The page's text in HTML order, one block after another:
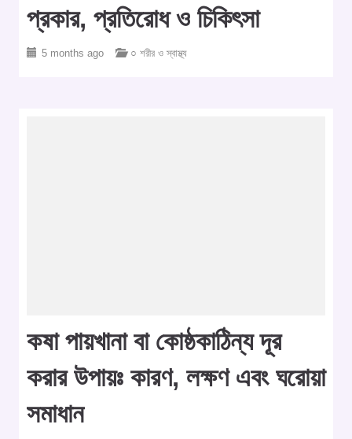
প্রকার, প্রতিরোধ ও চিকিৎসা
5 months ago ○ শরীর ও স্বাস্থ্য
কষা পায়খানা বা কোষ্ঠকাঠিন্য দূর
করার উপায়ঃ কারণ, লক্ষণ এবং ঘরোয়া
সমাধান